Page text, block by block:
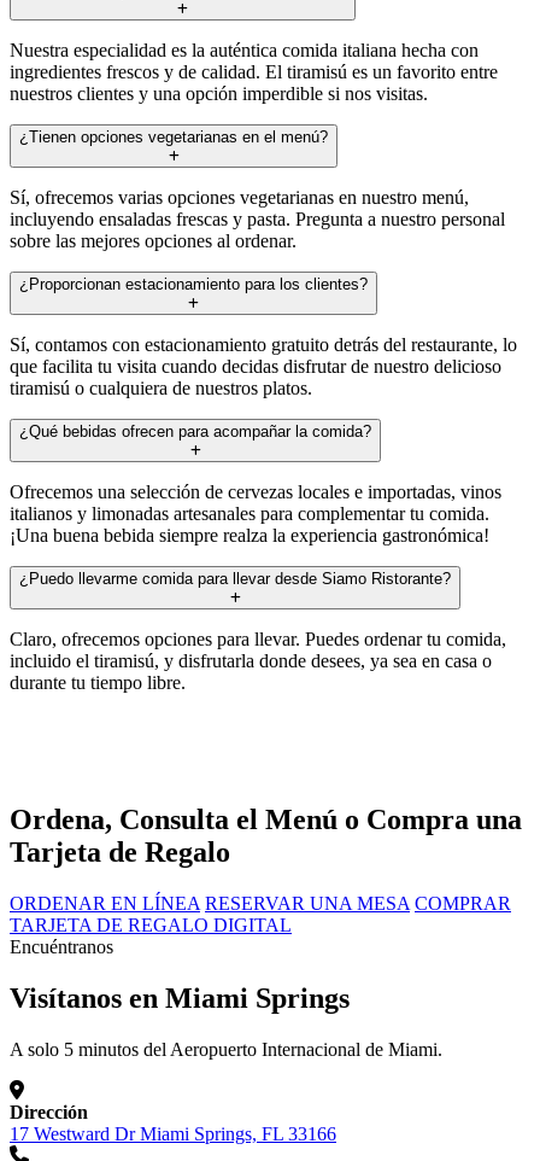
Nuestra especialidad es la auténtica comida italiana hecha con
ingredientes frescos y de calidad. El tiramisú es un favorito entre
nuestros clientes y una opción imperdible si nos visitas.
¿Tienen opciones vegetarianas en el menú?
Sí, ofrecemos varias opciones vegetarianas en nuestro menú,
incluyendo ensaladas frescas y pasta. Pregunta a nuestro personal
sobre las mejores opciones al ordenar.
¿Proporcionan estacionamiento para los clientes?
Sí, contamos con estacionamiento gratuito detrás del restaurante, lo
que facilita tu visita cuando decidas disfrutar de nuestro delicioso
tiramisú o cualquiera de nuestros platos.
¿Qué bebidas ofrecen para acompañar la comida?
Ofrecemos una selección de cervezas locales e importadas, vinos
italianos y limonadas artesanales para complementar tu comida.
¡Una buena bebida siempre realza la experiencia gastronómica!
¿Puedo llevarme comida para llevar desde Siamo Ristorante?
Claro, ofrecemos opciones para llevar. Puedes ordenar tu comida,
incluido el tiramisú, y disfrutarla donde desees, ya sea en casa o
durante tu tiempo libre.
Ordena, Consulta el Menú o Compra una
Tarjeta de Regalo
ORDENAR EN LÍNEA RESERVAR UNA MESA COMPRAR
TARJETA DE REGALO DIGITAL
Encuéntranos
Visítanos en Miami Springs
A solo 5 minutos del Aeropuerto Internacional de Miami.
Dirección
17 Westward Dr Miami Springs, FL 33166